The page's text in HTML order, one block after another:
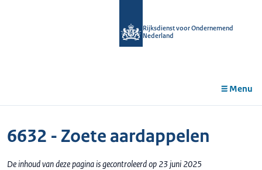
Rijksdienst voor Ondernemend
Nederland
Menu
6632 - Zoete aardappelen
De inhoud van deze pagina is gecontroleerd op 23 juni 2025